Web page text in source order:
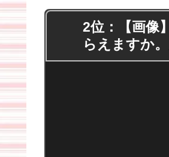
2位：【画像
らえますか